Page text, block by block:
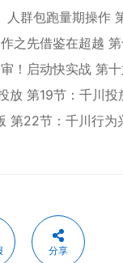
群包跑量期操作
之先借鉴在超越
！启动快实战 第
放 第19节：千川
第22节：千川行为
分享